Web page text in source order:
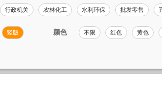
行政机关 农林化工 水利环保 批发零售
竖版 颜色 不限 红色 黄色